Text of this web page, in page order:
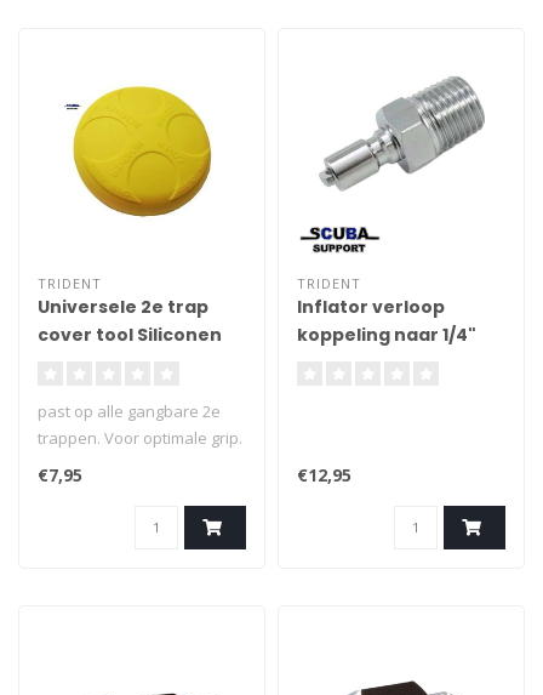
TRIDENT
Universele 2e trap
cover tool Siliconen
past op alle gangbare 2e
trappen. Voor optimale grip.
€7,95
TRIDENT
Inflator verloop
koppeling naar 1/4"
€12,95